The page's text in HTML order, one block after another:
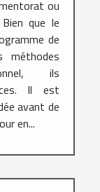
ou
que le
de
méthodes
ils
Il est
avant de
en...